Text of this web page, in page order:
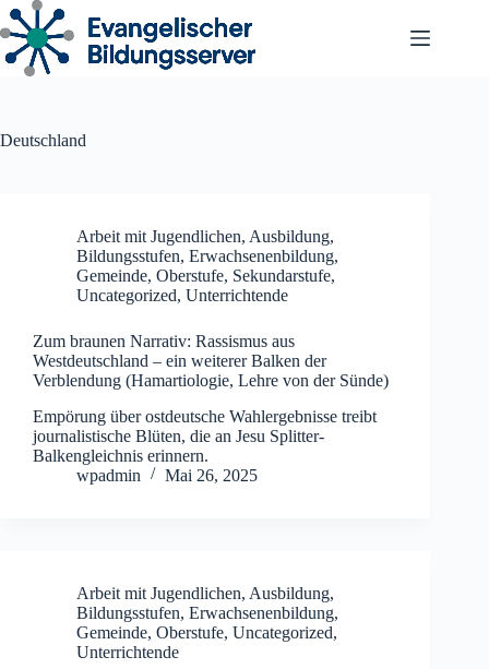
Zum
Inhalt
springen
Deutschland
Arbeit mit Jugendlichen, Ausbildung,
Bildungsstufen, Erwachsenenbildung,
Gemeinde, Oberstufe, Sekundarstufe,
Uncategorized, Unterrichtende
Zum braunen Narrativ: Rassismus aus
Westdeutschland – ein weiterer Balken der
Verblendung (Hamartiologie, Lehre von der Sünde)
Empörung über ostdeutsche Wahlergebnisse treibt
journalistische Blüten, die an Jesu Splitter-
Balkengleichnis erinnern.
wpadmin
Mai 26, 2025
Arbeit mit Jugendlichen, Ausbildung,
Bildungsstufen, Erwachsenenbildung,
Gemeinde, Oberstufe, Uncategorized,
Unterrichtende